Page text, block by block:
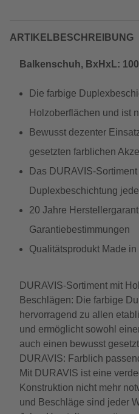
ARTIKELBESCHREIBUNG
Balkenschuh, BxHxL:
Die farbige
Holzoberflächen und ist
Bewusst dezenter
gesetzten farblichen
Das DURAVIS-
Duplexbeschichtung
20 Jahre
Garantiebestimmungen
Qualitätsprodukt Made in
DURAVIS-Sortiment mit
Beschlägen: Die farbige
hervorragend zu allen
und ermöglicht sowohl
auch einen bewusst
DURAVIS: Farblich
Mit DURAVIS ist eine
Konstruktion nicht mehr
und Beschläge sind jeder